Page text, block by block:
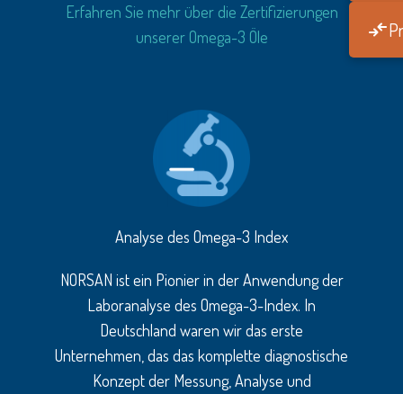
Erfahren Sie mehr über die Zertifizierungen
unserer Omega-3 Öle
Analyse des Omega-3 Index
NORSAN ist ein Pionier in der Anwendung der
Laboranalyse des Omega-3-Index. In
Deutschland waren wir das erste
Unternehmen, das das komplette diagnostische
Konzept der Messung, Analyse und